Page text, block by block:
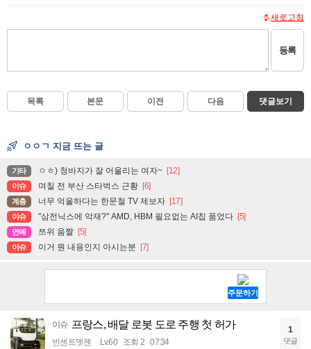
새로고침
등록
목록 본문 이전 다음 댓글보기
ㅇㅇㄱ 지금 뜨는 글
기타 ㅇㅎ) 청바지가 잘 어울리는 여자~ [12]
이슈 며칠 전 부산 스타벅스 근황 [6]
계층 너무 억울하다는 한문철 TV 제보자 [17]
이슈 "삼전닉스에 악재?" AMD, HBM 필요없는 AI칩 품었다 [5]
연예 쯔위 움짤 [5]
이슈 이거 뭔 내용인지 아시는분 [7]
이슈 프랑스, 배달 로봇 도로 주행 첫 허가
빈센트멧젠 Lv.60 조회 2 07:34
1
댓글